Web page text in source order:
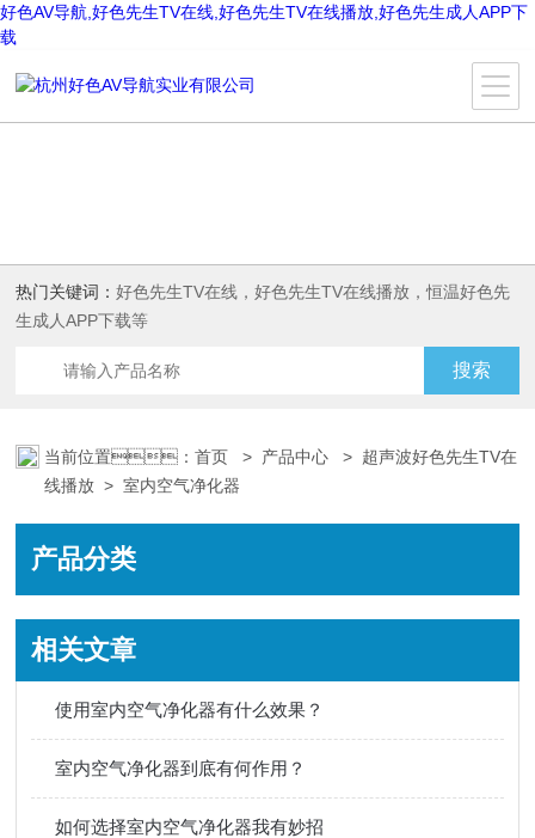
好色AV导航,好色先生TV在线,好色先生TV在线播放,好色先生成人APP下
载
热门关键词：好色先生TV在线，好色先生TV在线播放，恒温好色先
生成人APP下载等
当前位置：首页 > 产品中心 > 超声波好色先生TV在
线播放 >室内空气净化器
产品分类
相关文章
使用室内空气净化器有什么效果？
室内空气净化器到底有何作用？
如何选择室内空气净化器我有妙招